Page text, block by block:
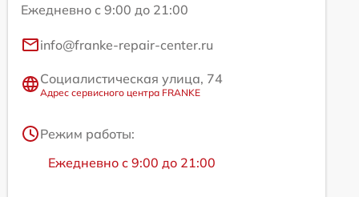
Ежедневно с 9:00 до 21:00
info@franke-repair-center.ru
Социалистическая улица, 74
Адрес сервисного центра FRANKE
Режим работы:
Ежедневно с 9:00 до 21:00